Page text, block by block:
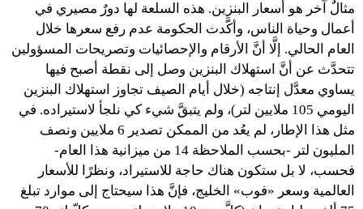
مثالٌ آخر هو أسعار البنزين. هذه السلعة لها دورٌ مصيري في
أعمال وحياة الناس، وأكَّدت الحكومة عدم رفع سعرها خلال
العام الحالي. إلَّا أنَّ الأرقام والإحصائيات وتصريحات المسؤولين
تتحدَّث عن أنَّ استهلاك البنزين وصل إلى نقطة أصبح فيها
يساوي معدَّل إنتاجه (خلال أيام الصيف تجاوز استهلاك البنزين
اليومي 105 ملايين لتر)، ولم يتبقَّ شيء كي نلجأ لاستيراده. في
مثل هذا الإطار، لم يعُد من الممكن تصدير 6 ملايين ونصف
المليون لتر -بحسب الملاحظة 14 من ميزانية هذا العام-
فحسب، لا بل ستكون هناك حاجة للاستيراد، ونظرًا للأسعار
العالمية وسعر «فوب» الخليج، فإنَّ هذا سيحتاج إلى موارد تبلغ